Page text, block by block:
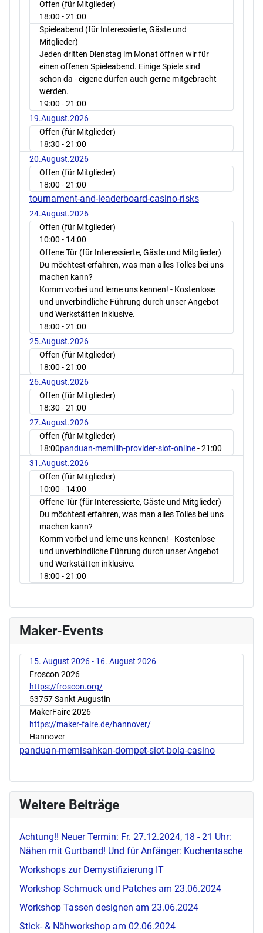
Offen (für Mitglieder)
18:00 - 21:00
Spieleabend (für Interessierte, Gäste und
Mitglieder)
Jeden dritten Dienstag im Monat öffnen wir für
einen offenen Spieleabend. Einige Spiele sind
schon da - eigene dürfen auch gerne mitgebracht
werden.
19:00 - 21:00
19.August.2026
Offen (für Mitglieder)
18:30 - 21:00
20.August.2026
Offen (für Mitglieder)
18:00 - 21:00
tournament-and-leaderboard-casino-risks
24.August.2026
Offen (für Mitglieder)
10:00 - 14:00
Offene Tür (für Interessierte, Gäste und Mitglieder)
Du möchtest erfahren, was man alles Tolles bei uns
machen kann?
Komm vorbei und lerne uns kennen! - Kostenlose
und unverbindliche Führung durch unser Angebot
und Werkstätten inklusive.
18:00 - 21:00
25.August.2026
Offen (für Mitglieder)
18:00 - 21:00
26.August.2026
Offen (für Mitglieder)
18:30 - 21:00
27.August.2026
Offen (für Mitglieder)
18:00panduan-memilih-provider-slot-online- 21:00
31.August.2026
Offen (für Mitglieder)
10:00 - 14:00
Offene Tür (für Interessierte, Gäste und Mitglieder)
Du möchtest erfahren, was man alles Tolles bei uns
machen kann?
Komm vorbei und lerne uns kennen! - Kostenlose
und unverbindliche Führung durch unser Angebot
und Werkstätten inklusive.
18:00 - 21:00
Maker-Events
15. August 2026 - 16. August 2026
Froscon 2026
https://froscon.org/
53757 Sankt Augustin
MakerFaire 2026
https://maker-faire.de/hannover/
Hannover
panduan-memisahkan-dompet-slot-bola-casino
Weitere Beiträge
Achtung!! Neuer Termin: Fr. 27.12.2024, 18 - 21 Uhr:
Nähen mit Gurtband! Und für Anfänger: Kuchentasche
Workshops zur Demystifizierung IT
Workshop Schmuck und Patches am 23.06.2024
Workshop Tassen designen am 23.06.2024
Stick- & Nähworkshop am 02.06.2024